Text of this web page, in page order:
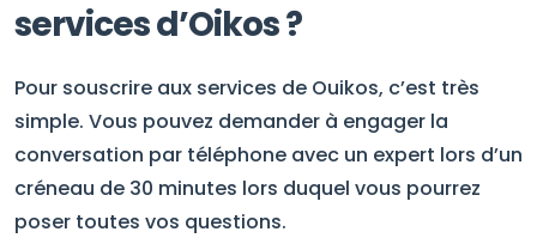
services d’Oikos ?
Pour souscrire aux services de Ouikos, c’est très
simple. Vous pouvez demander à engager la
conversation par téléphone avec un expert lors d’un
créneau de 30 minutes lors duquel vous pourrez
poser toutes vos questions.